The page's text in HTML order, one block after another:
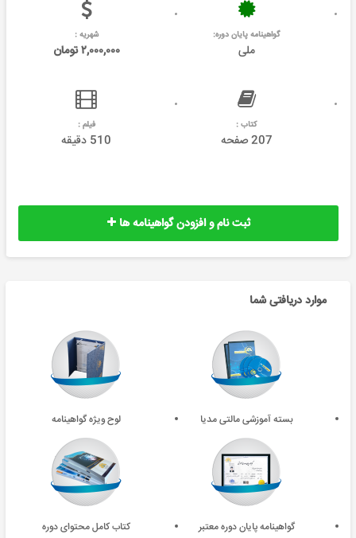
گواهینامه پایان دوره:
ملی
شهریه :
۲,۰۰۰,۰۰۰ تومان
کتاب :
207 صفحه
فیلم :
510 دقیقه
ثبت نام و افزودن گواهینامه ها
موارد دریافتی شما
بسته آموزشی مالتی مدیا لوح ویژه گواهینامه
گواهینامه پایان دوره معتبر کتاب کامل محتوای دوره